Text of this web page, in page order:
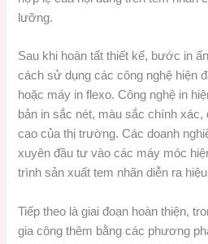
lưỡng.
Sau khi hoàn tất thiết kế, bước in
cách sử dụng các công nghệ hiện
hoặc máy in flexo. Công nghệ in
bản in sắc nét, màu sắc chính
cao của thị trường. Các doanh
xuyên đầu tư vào các máy móc
trình sản xuất tem nhãn diễn ra
Tiếp theo là giai đoạn hoàn thiện,
gia công thêm bằng các phương